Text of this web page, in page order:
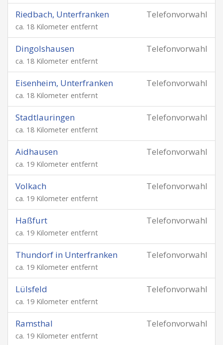
Telefonvorwahl
Riedbach, Unterfranken
ca. 18 Kilometer entfernt
Telefonvorwahl
Dingolshausen
ca. 18 Kilometer entfernt
Telefonvorwahl
Eisenheim, Unterfranken
ca. 18 Kilometer entfernt
Telefonvorwahl
Stadtlauringen
ca. 18 Kilometer entfernt
Telefonvorwahl
Aidhausen
ca. 19 Kilometer entfernt
Telefonvorwahl
Volkach
ca. 19 Kilometer entfernt
Telefonvorwahl
Haßfurt
ca. 19 Kilometer entfernt
Telefonvorwahl
Thundorf in Unterfranken
ca. 19 Kilometer entfernt
Telefonvorwahl
Lülsfeld
ca. 19 Kilometer entfernt
Telefonvorwahl
Ramsthal
ca. 19 Kilometer entfernt